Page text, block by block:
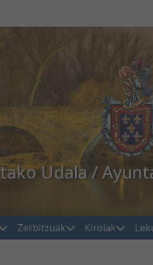
Udala /
Zerbitzuak Kirolak